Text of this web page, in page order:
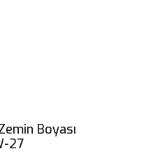
Boyası
27